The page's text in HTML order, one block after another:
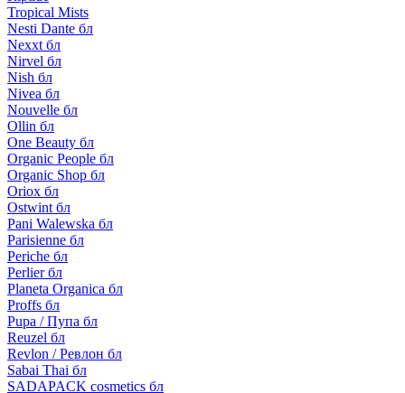
Tropical Mists
Nesti Dante бл
Nexxt бл
Nirvel бл
Nish бл
Nivea бл
Nouvelle бл
Ollin бл
One Beauty бл
Organic People бл
Organic Shop бл
Oriox бл
Ostwint бл
Pani Walewska бл
Parisienne бл
Periche бл
Perlier бл
Planeta Organica бл
Proffs бл
Pupa / Пупа бл
Reuzel бл
Revlon / Ревлон бл
Sabai Thai бл
SADAPACK cosmetics бл